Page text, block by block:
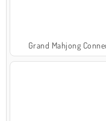
Grand Mahjong